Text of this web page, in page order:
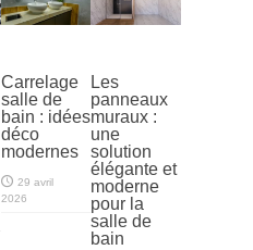
Carrelage
salle de
bain : idées
déco
modernes
29 avril
2026
Les
panneaux
muraux :
une
solution
élégante et
moderne
pour la
salle de
bain